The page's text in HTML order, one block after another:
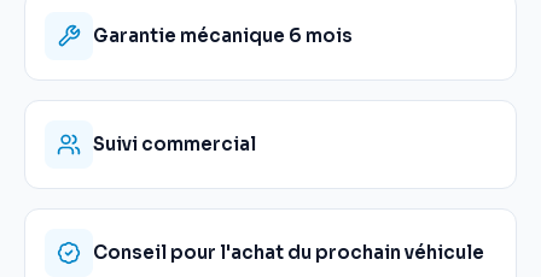
Garantie mécanique 6 mois
Suivi commercial
Conseil pour l'achat du prochain véhicule